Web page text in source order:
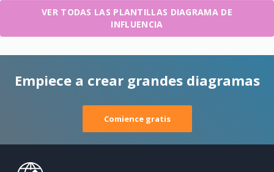
VER TODAS LAS PLANTILLAS DIAGRAMA DE
INFLUENCIA
Empiece a crear grandes diagramas
Comience gratis